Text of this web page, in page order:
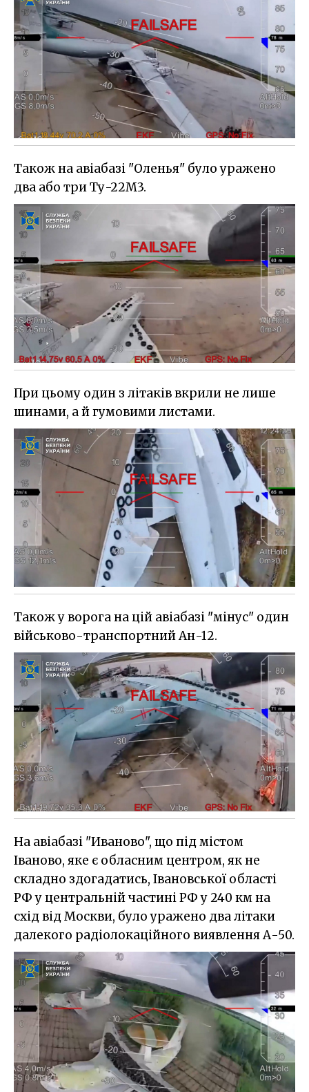
Також на авіабазі "Оленья" було уражено
два або три Ту-22М3.
При цьому один з літаків вкрили не лише
шинами, а й гумовими листами.
Також у ворога на цій авіабазі "мінус" один
військово-транспортний Ан-12.
На авіабазі "Иваново", що під містом
Іваново, яке є обласним центром, як не
складно здогадатись, Івановської області
РФ у центральній частині РФ у 240 км на
схід від Москви, було уражено два літаки
далекого радіолокаційного виявлення А-50.